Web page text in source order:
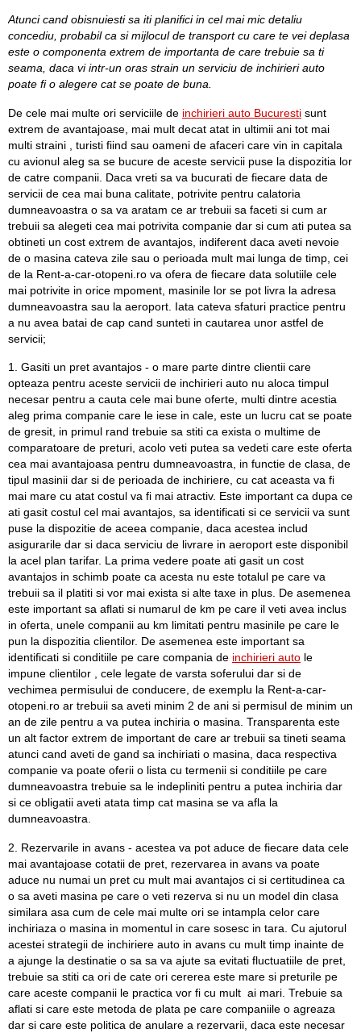
Atunci cand obisnuiesti sa iti planifici in cel mai mic detaliu
concediu, probabil ca si mijlocul de transport cu care te vei deplasa
este o componenta extrem de importanta de care trebuie sa ti
seama, daca vi intr-un oras strain un serviciu de inchirieri auto
poate fi o alegere cat se poate de buna.
De cele mai multe ori serviciile de inchirieri auto Bucuresti sunt
extrem de avantajoase, mai mult decat atat in ultimii ani tot mai
multi straini , turisti fiind sau oameni de afaceri care vin in capitala
cu avionul aleg sa se bucure de aceste servicii puse la dispozitia lor
de catre companii. Daca vreti sa va bucurati de fiecare data de
servicii de cea mai buna calitate, potrivite pentru calatoria
dumneavoastra o sa va aratam ce ar trebuii sa faceti si cum ar
trebuii sa alegeti cea mai potrivita companie dar si cum ati putea sa
obtineti un cost extrem de avantajos, indiferent daca aveti nevoie
de o masina cateva zile sau o perioada mult mai lunga de timp, cei
de la Rent-a-car-otopeni.ro va ofera de fiecare data solutiile cele
mai potrivite in orice mpoment, masinile lor se pot livra la adresa
dumneavoastra sau la aeroport. Iata cateva sfaturi practice pentru
a nu avea batai de cap cand sunteti in cautarea unor astfel de
servicii;
1. Gasiti un pret avantajos - o mare parte dintre clientii care
opteaza pentru aceste servicii de inchirieri auto nu aloca timpul
necesar pentru a cauta cele mai bune oferte, multi dintre acestia
aleg prima companie care le iese in cale, este un lucru cat se poate
de gresit, in primul rand trebuie sa stiti ca exista o multime de
comparatoare de preturi, acolo veti putea sa vedeti care este oferta
cea mai avantajoasa pentru dumneavoastra, in functie de clasa, de
tipul masinii dar si de perioada de inchiriere, cu cat aceasta va fi
mai mare cu atat costul va fi mai atractiv. Este important ca dupa ce
ati gasit costul cel mai avantajos, sa identificati si ce servicii va sunt
puse la dispozitie de aceea companie, daca acestea includ
asigurarile dar si daca serviciu de livrare in aeroport este disponibil
la acel plan tarifar. La prima vedere poate ati gasit un cost
avantajos in schimb poate ca acesta nu este totalul pe care va
trebuii sa il platiti si vor mai exista si alte taxe in plus. De asemenea
este important sa aflati si numarul de km pe care il veti avea inclus
in oferta, unele companii au km limitati pentru masinile pe care le
pun la dispozitia clientilor. De asemenea este important sa
identificati si conditiile pe care compania de inchirieri auto le
impune clientilor , cele legate de varsta soferului dar si de
vechimea permisului de conducere, de exemplu la Rent-a-car-
otopeni.ro ar trebuii sa aveti minim 2 de ani si permisul de minim un
an de zile pentru a va putea inchiria o masina. Transparenta este
un alt factor extrem de important de care ar trebuii sa tineti seama
atunci cand aveti de gand sa inchiriati o masina, daca respectiva
companie va poate oferii o lista cu termenii si conditiile pe care
dumneavoastra trebuie sa le indepliniti pentru a putea inchiria dar
si ce obligatii aveti atata timp cat masina se va afla la
dumneavoastra.
2. Rezervarile in avans - acestea va pot aduce de fiecare data cele
mai avantajoase cotatii de pret, rezervarea in avans va poate
aduce nu numai un pret cu mult mai avantajos ci si certitudinea ca
o sa aveti masina pe care o veti rezerva si nu un model din clasa
similara asa cum de cele mai multe ori se intampla celor care
inchiriaza o masina in momentul in care sosesc in tara. Cu ajutorul
acestei strategii de inchiriere auto in avans cu mult timp inainte de
a ajunge la destinatie o sa sa va ajute sa evitati fluctuatiile de pret,
trebuie sa stiti ca ori de cate ori cererea este mare si preturile pe
care aceste companii le practica vor fi cu mult ai mari. Trebuie sa
aflati si care este metoda de plata pe care companiile o agreaza
dar si care este politica de anulare a rezervarii, daca este necesar